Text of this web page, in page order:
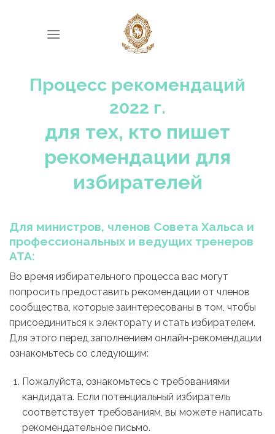
Процесс рекомендаций
2022 г.
для тех, кто пишет
рекомендации для
избирателей
Для министров, членов Совета Хальса и
профессиональных и ведущих тренеров
ATA:
Во время избирательного процесса вас могут
попросить предоставить рекомендации от членов
сообщества, которые заинтересованы в том, чтобы
присоединиться к электорату и стать избирателем.
Для этого перед заполнением онлайн-рекомендации
ознакомьтесь со следующим:
Пожалуйста, ознакомьтесь с требованиями
кандидата. Если потенциальный избиратель
соответствует требованиям, вы можете написать
рекомендательное письмо.